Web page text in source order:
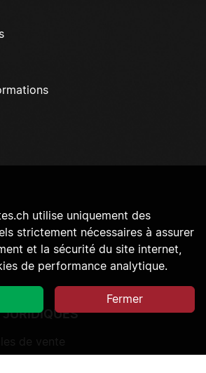
sur Facebook
nous sur Twitter
nous sur Instagram
utilise uniquement des
strictement nécessaires à assurer
et la sécurité du site internet,
de performance analytique.
Fermer